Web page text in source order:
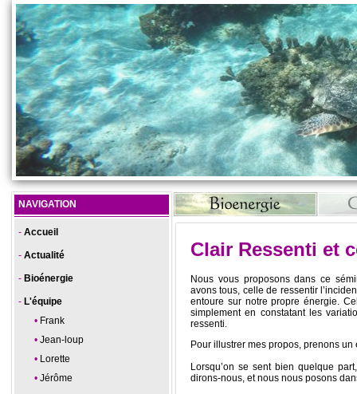
NAVIGATION
Accueil
Actualité
Bioénergie
L'équipe
Frank
Jean-loup
Lorette
Jérôme
Clair Ressenti et
Nous vous proposons dans ce
avons tous, celle de ressentir
entoure sur notre propre énergie.
simplement en constatant les
ressenti.
Pour illustrer mes propos, prenons un
Lorsqu’on se sent bien quelque
dirons-nous, et nous nous posons